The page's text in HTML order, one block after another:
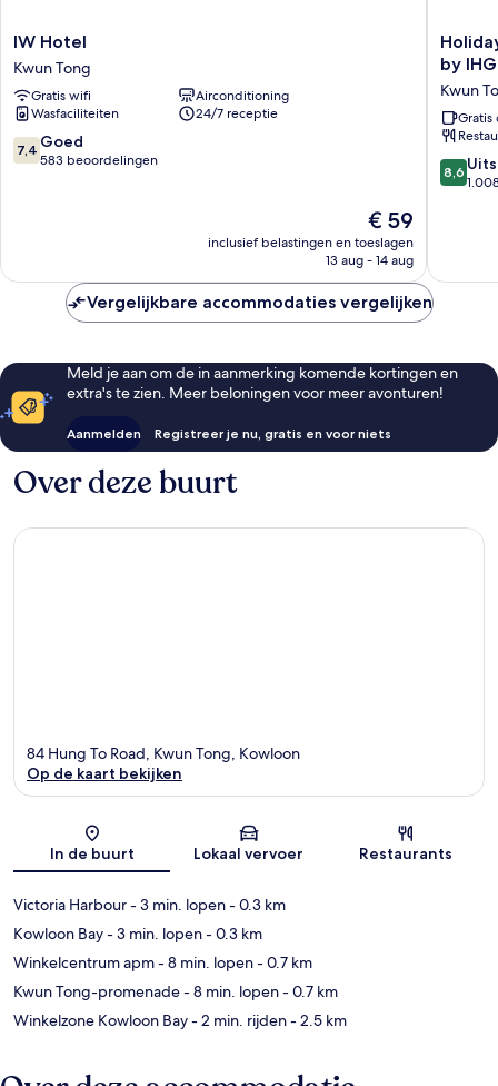
IW
Hotel
Kwun
Tong
IW Hotel
Kwun Tong
Gratis wifi
Airconditioning
Wasfaciliteiten
24/7 receptie
7.4
van
7,4 Goed
583 beoordelingen
De
prijs
is
€ 59
inclusief belastingen en toeslagen
13 aug - 14 aug
Holiday
Inn
Express
Hong
Kong
CBD2
by
by IHG
Kwun
8.6
van
8,6
Vergelijkbare accommodaties vergelijken
Meld je aan om de in aanmerking komende kortingen en
extra's te zien. Meer beloningen voor meer avonturen!
Aanmelden Registreer je nu, gratis en voor niets
Over deze buurt
Kaart
84 Hung To Road, Kwun Tong, Kowloon
Op de kaart bekijken
In de buurt Lokaal vervoer Restaurants
Victoria Harbour- 3 min. lopen- 0.3 km
Kowloon Bay- 3 min. lopen- 0.3 km
Winkelcentrum apm- 8 min. lopen- 0.7 km
Kwun Tong-promenade- 8 min. lopen- 0.7 km
Winkelzone Kowloon Bay- 2 min. rijden- 2.5 km